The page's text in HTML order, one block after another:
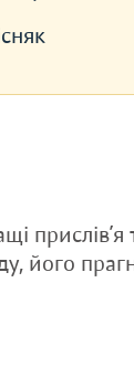
його